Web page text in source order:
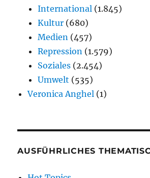
International (1.845)
Kultur (680)
Medien (457)
Repression (1.579)
Soziales (2.454)
Umwelt (535)
Veronica Anghel (1)
AUSFÜHRLICHES